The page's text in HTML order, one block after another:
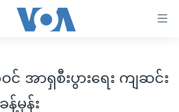
င် အာရှစီးပွားရေး ကျဆင်း
မှန်း